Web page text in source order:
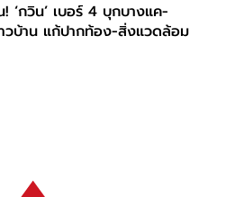
‘กวิน’ เบอร์ 4 บุกบางแค-
วบ้าน แก้ปากท้อง-สิ่งแวดล้อม